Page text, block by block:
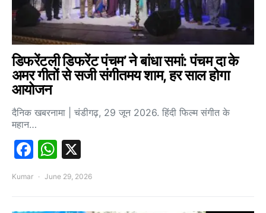
डिफरेंटली डिफरेंट पंचम’ ने बांधा समां: पंचम दा के
अमर गीतों से सजी संगीतमय शाम, हर साल होगा
आयोजन
दैनिक खबरनामा | चंडीगढ़, 29 जून 2026. हिंदी फिल्म संगीत के
महान…
Facebook
WhatsApp
Kumar June 29, 2026